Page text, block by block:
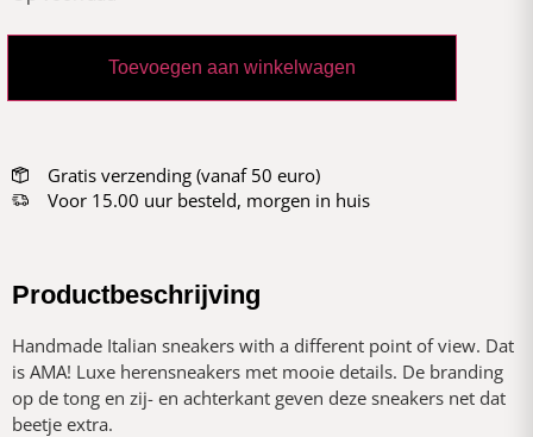
Toevoegen aan winkelwagen
Gratis verzending (vanaf 50 euro)
Voor 15.00 uur besteld, morgen in huis
Productbeschrijving
Handmade Italian sneakers with a different point of view. Dat
is AMA! Luxe herensneakers met mooie details. De branding
op de tong en zij- en achterkant geven deze sneakers net dat
beetje extra.